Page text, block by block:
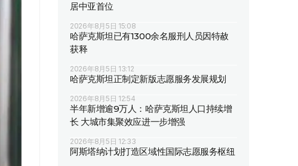
居中亚首位
2026年8月5日 15:08
哈萨克斯坦已有1300余名服刑人员因特赦
获释
2026年8月5日 13:12
哈萨克斯坦正制定新版志愿服务发展规划
2026年8月5日 12:54
半年新增逾9万人：哈萨克斯坦人口持续增
长 大城市集聚效应进一步增强
2026年8月5日 12:33
阿斯塔纳计划打造区域性国际志愿服务枢纽